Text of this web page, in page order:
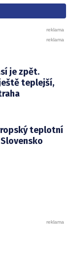
je zpět.
teplejší,
teplotní